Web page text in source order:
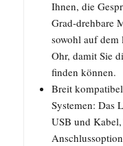
Ihnen, die
Grad-drehbare
sowohl auf dem
Ohr, damit Sie
finden können.
Breit
Systemen: Das
USB und